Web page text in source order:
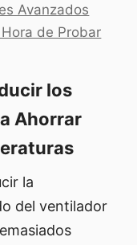
Avanzados
de Probar
los
Ahorrar
la
del ventilador